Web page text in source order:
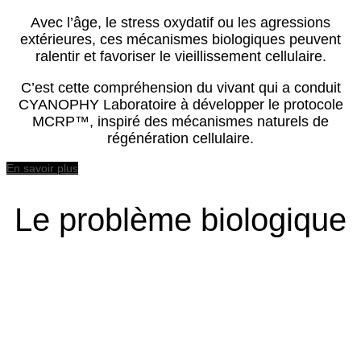
Avec l’âge, le stress oxydatif ou les agressions
extérieures, ces mécanismes biologiques peuvent
ralentir et favoriser le vieillissement cellulaire.
C’est cette compréhension du vivant qui a conduit
CYANOPHY Laboratoire à développer le protocole
MCRP™, inspiré des mécanismes naturels de
régénération cellulaire.
En savoir plus
Le problème biologique